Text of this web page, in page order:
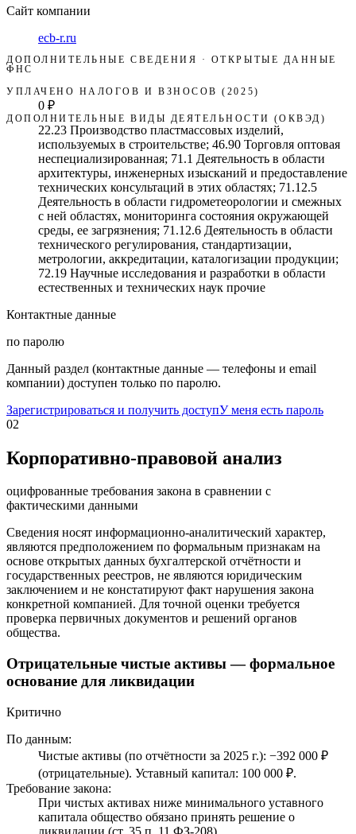
Сайт компании
ecb-r.ru
ДОПОЛНИТЕЛЬНЫЕ СВЕДЕНИЯ · ОТКРЫТЫЕ ДАННЫЕ
ФНС
УПЛАЧЕНО НАЛОГОВ И ВЗНОСОВ (2025)
0 ₽
ДОПОЛНИТЕЛЬНЫЕ ВИДЫ ДЕЯТЕЛЬНОСТИ (ОКВЭД)
22.23 Производство пластмассовых изделий,
используемых в строительстве; 46.90 Торговля оптовая
неспециализированная; 71.1 Деятельность в области
архитектуры, инженерных изысканий и предоставление
технических консультаций в этих областях; 71.12.5
Деятельность в области гидрометеорологии и смежных
с ней областях, мониторинга состояния окружающей
среды, ее загрязнения; 71.12.6 Деятельность в области
технического регулирования, стандартизации,
метрологии, аккредитации, каталогизации продукции;
72.19 Научные исследования и разработки в области
естественных и технических наук прочие
Контактные данные
по паролю
Данный раздел (контактные данные — телефоны и email
компании) доступен только по паролю.
Зарегистрироваться и получить доступУ меня есть пароль
02
Корпоративно-правовой анализ
оцифрованные требования закона в сравнении с
фактическими данными
Сведения носят информационно-аналитический характер,
являются предположением по формальным признакам на
основе открытых данных бухгалтерской отчётности и
государственных реестров, не являются юридическим
заключением и не констатируют факт нарушения закона
конкретной компанией. Для точной оценки требуется
проверка первичных документов и решений органов
общества.
Отрицательные чистые активы — формальное
основание для ликвидации
Критично
По данным:
Чистые активы (по отчётности за 2025 г.): −392 000 ₽
(отрицательные). Уставный капитал: 100 000 ₽.
Требование закона:
При чистых активах ниже минимального уставного
капитала общество обязано принять решение о
ликвидации (ст. 35 п. 11 ФЗ-208).